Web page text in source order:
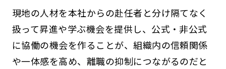
現地の人材を本社からの赴任者と分け隔てなく
扱って昇進や学ぶ機会を提供し、公式・非公式
に協働の機会を作ることが、組織内の信頼関係
や一体感を高め、離職の抑制につながるのだと